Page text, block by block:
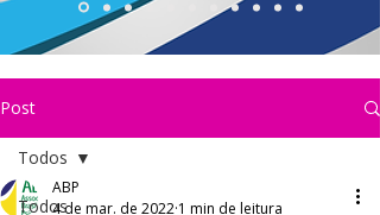
Post
Todos
Todos
ABP
4 de mar. de 2022 1 min de leitura